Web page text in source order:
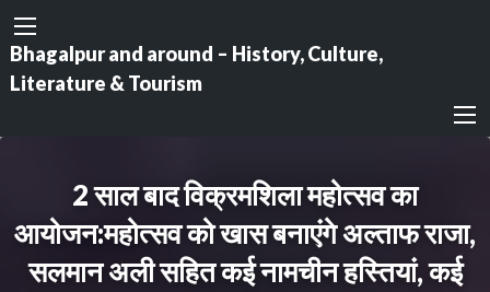
Bhagalpur and around – History, Culture,
Literature & Tourism
2 साल बाद विक्रमशिला महोत्सव का
आयोजन:महोत्सव को खास बनाएंगे अल्ताफ राजा,
सलमान अली सहित कई नामचीन हस्तियां, कई